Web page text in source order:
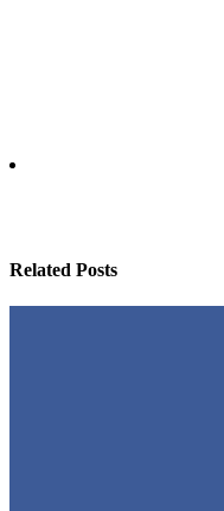
Related Posts